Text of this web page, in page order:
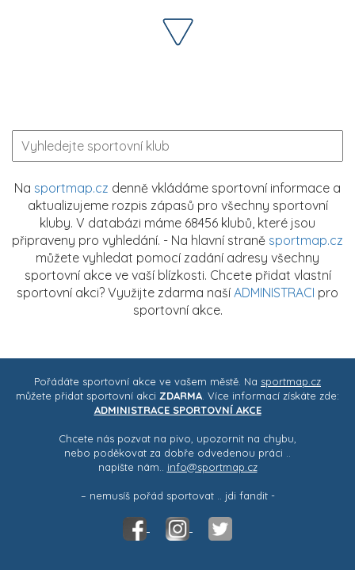
Na sportmap.cz denně vkládáme sportovní informace a
aktualizujeme rozpis zápasů pro všechny sportovní
kluby. V databázi máme 68456 klubů, které jsou
připraveny pro vyhledání. - Na hlavní straně sportmap.cz
můžete vyhledat pomocí zadání adresy všechny
sportovní akce ve vaší blízkosti. Chcete přidat vlastní
sportovní akci? Využijte zdarma naší ADMINISTRACI pro
sportovní akce.
Pořádáte sportovní akce ve vašem městě. Na sportmap.cz
můžete přidat sportovní akci ZDARMA . Více informací získáte zde:
ADMINISTRACE SPORTOVNÍ AKCE
Chcete nás pozvat na pivo, upozornit na chybu,
nebo poděkovat za dobře odvedenou práci ..
napište nám.. info@sportmap.cz
– nemusíš pořád sportovat .. jdi fandit -